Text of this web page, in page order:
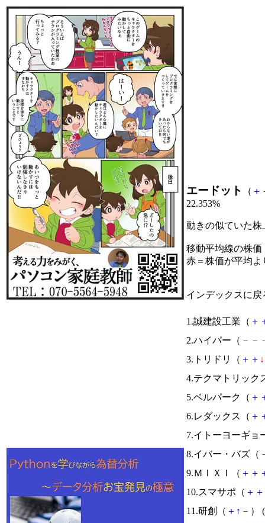
エードット （ ＋
22.353%
動きの似ていた
移動平均線の株価
赤＝株価が平均
インデックスに戻
1.誠建設工業（ ＋
2.ハイパー（ － －
3.トリドリ（ ＋ ＋ ↓
4.テクマトリック
5.ベルパーク（ ＋
6.レダックス（ ＋
7.イトーヨーギョ
8.イバー・バズ（
9.ＭＩＸＩ（ ＋ ＋
10.スマサポ（ ＋ ＋
11.研創（ ＋ ↑ － ） (